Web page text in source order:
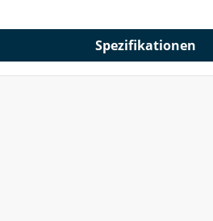
Spezifikationen